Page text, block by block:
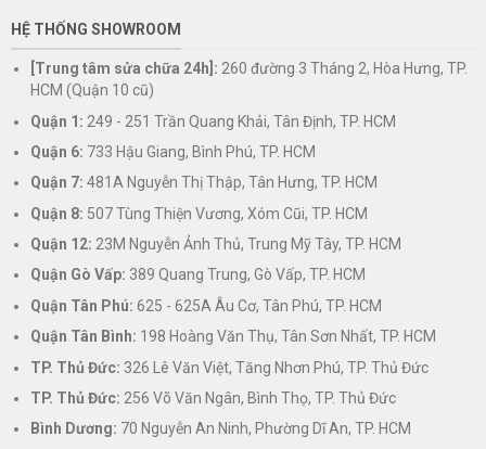
HỆ THỐNG SHOWROOM
[Trung tâm sửa chữa 24h]: 260 đường 3 Tháng 2, Hòa Hưng, TP.
HCM (Quận 10 cũ)
Quận 1: 249 - 251 Trần Quang Khải, Tân Định, TP. HCM
Quận 6: 733 Hậu Giang, Bình Phú, TP. HCM
Quận 7: 481A Nguyễn Thị Thập, Tân Hưng, TP. HCM
Quận 8: 507 Tùng Thiện Vương, Xóm Cũi, TP. HCM
Quận 12: 23M Nguyễn Ảnh Thủ, Trung Mỹ Tây, TP. HCM
Quận Gò Vấp: 389 Quang Trung, Gò Vấp, TP. HCM
Quận Tân Phú: 625 - 625A Âu Cơ, Tân Phú, TP. HCM
Quận Tân Bình: 198 Hoàng Văn Thụ, Tân Sơn Nhất, TP. HCM
TP. Thủ Đức: 326 Lê Văn Việt, Tăng Nhơn Phú, TP. Thủ Đức
TP. Thủ Đức: 256 Võ Văn Ngân, Bình Thọ, TP. Thủ Đức
Bình Dương: 70 Nguyễn An Ninh, Phường Dĩ An, TP. HCM